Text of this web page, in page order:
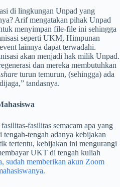
di lingkungan Unpad yang
Arif mengatakan pihak Unpad
menyimpan file-file ini sehingga
seperti UKM, Himpunan
lainnya dapat terwadahi.
akan menjadi hak milik Unpad.
dan mereka membutuhkan
share turun temurun, (sehingga) ada
tandasnya.
fasilitas semacam apa yang
tengah adanya kebijakan
tertentu, kebijakan ini mengurangi
UKT di tengah kuliah
sudah memberikan akun Zoom